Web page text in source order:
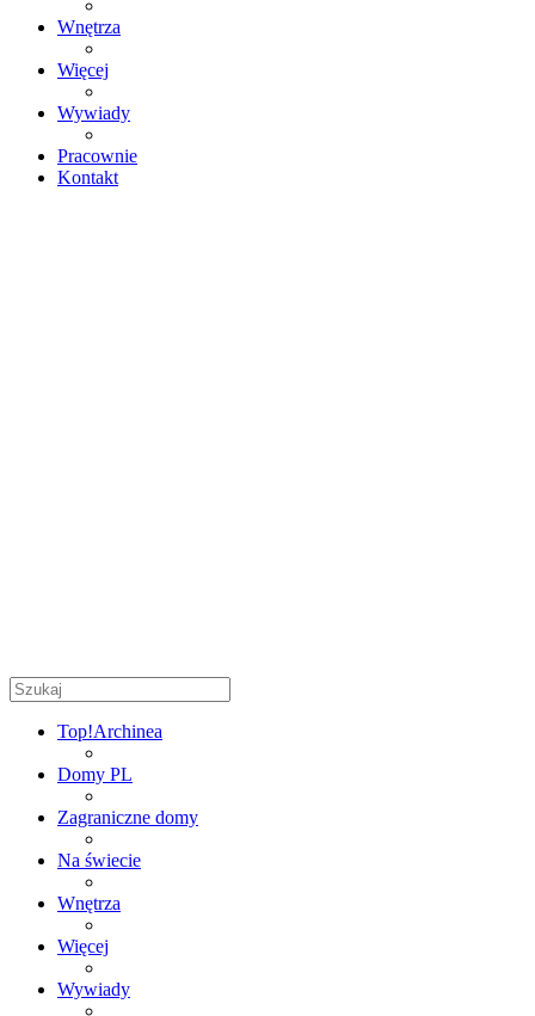
Wnętrza
Więcej
Wywiady
Pracownie
Kontakt
Top!Archinea
Domy PL
Zagraniczne domy
Na świecie
Wnętrza
Więcej
Wywiady